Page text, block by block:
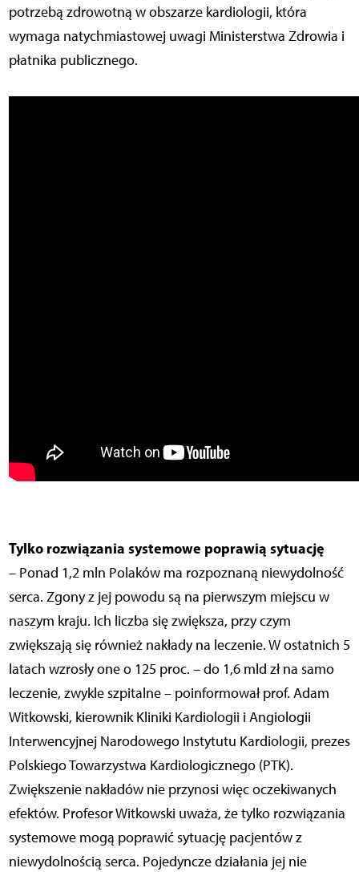
potrzebą zdrowotną w obszarze kardiologii, która
wymaga natychmiastowej uwagi Ministerstwa Zdrowia i
płatnika publicznego.
Tylko rozwiązania systemowe poprawią sytuację
– Ponad 1,2 mln Polaków ma rozpoznaną niewydolność
serca. Zgony z jej powodu są na pierwszym miejscu w
naszym kraju. Ich liczba się zwiększa, przy czym
zwiększają się również nakłady na leczenie. W ostatnich 5
latach wzrosły one o 125 proc. – do 1,6 mld zł na samo
leczenie, zwykle szpitalne – poinformował prof. Adam
Witkowski, kierownik Kliniki Kardiologii i Angiologii
Interwencyjnej Narodowego Instytutu Kardiologii, prezes
Polskiego Towarzystwa Kardiologicznego (PTK).
Zwiększenie nakładów nie przynosi więc oczekiwanych
efektów. Profesor Witkowski uważa, że tylko rozwiązania
systemowe mogą poprawić sytuację pacjentów z
niewydolnością serca. Pojedyncze działania jej nie